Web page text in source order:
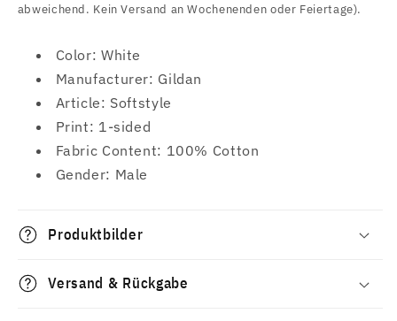
Shirt
Shirt
abweichend. Kein Versand an Wochenenden oder Feiertage).
Color: White
Manufacturer: Gildan
Article: Softstyle
Print: 1-sided
Fabric Content: 100% Cotton
Gender: Male
Produktbilder
Versand & Rückgabe